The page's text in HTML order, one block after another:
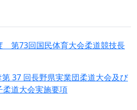
第73回国民体育大会柔道競技長
37 回長野県実業団柔道大会及び
道大会実施要項